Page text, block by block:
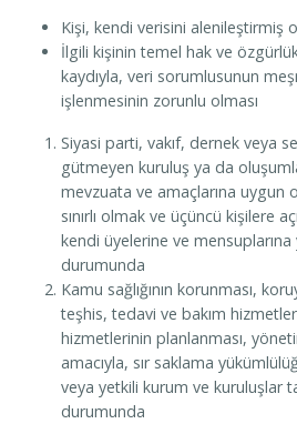
Kişi, kendi verisini alenileştirmiş
İlgili kişinin temel hak ve
kaydıyla, veri sorumlusunun
işlenmesinin zorunlu olması
Siyasi parti, vakıf, dernek veya
gütmeyen kuruluş ya da
mevzuata ve amaçlarına uygun
sınırlı olmak ve üçüncü kişilere
kendi üyelerine ve
durumunda
Kamu sağlığının korunması,
teşhis, tedavi ve bakım
hizmetlerinin planlanması,
amacıyla, sır saklama
veya yetkili kurum ve kuruluşlar
durumunda